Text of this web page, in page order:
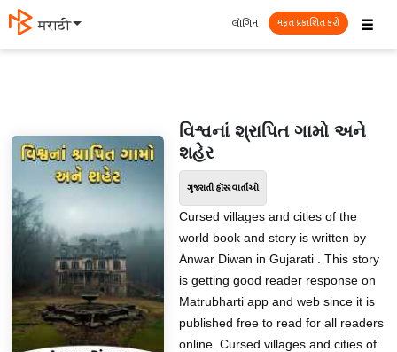
मराठी ☰
લૉગિન મફત પ્રકાશિત કરો
વિશ્વનાં શ્રાપિત ગામો અને
શહેર
ગુજરાતી હૉરર વાર્તાઓ
Cursed villages and cities of the
world book and story is written by
Anwar Diwan in Gujarati . This story
is getting good reader response on
Matrubharti app and web since it is
published free to read for all readers
online. Cursed villages and cities of